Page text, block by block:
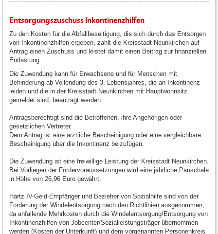
Entsorgungszuschuss Inkontinenzhilfen
Zu den Kosten für die Abfallbeseitigung, die sich durch das Entsorgen
von Inkontinenzhilfen ergeben, zahlt die Kreisstadt Neunkirchen auf
Antrag einen Zuschuss und leistet damit einen Beitrag zur finanziellen
Entlastung.
Die Zuwendung kann für Erwachsene und für Menschen mit
Behinderung ab Vollendung des 3. Lebensjahres, die an Inkontinenz
leiden und die in der Kreisstadt Neunkirchen mit Hauptwohnsitz
gemeldet sind, beantragt werden.
Antragsberechtigt sind die Betroffenen, ihre Angehörigen oder
gesetzlichen Vertreter.
Dem Antrag ist eine ärztliche Bescheinigung oder eine vergleichbare
Bescheinigung über die Inkontinenz beizufügen.
Die Zuwendung ist eine freiwillige Leistung der Kreisstadt Neunkirchen.
Bei Vorliegen der Fördervoraussetzungen wird eine jährliche Pauschale
in Höhe von 26,96 Euro gewährt.
Hartz IV-Geld-Empfänger und Bezieher von Sozialhilfe sind von der
Förderung der Windelentsorgung nach den Richtlinien ausgenommen,
da anfallende Mehrkosten durch die Windelentsorgung/Entsorgung von
Inkontinenzhilfen von Jobcenter/Sozialleistungsträger übernommen
werden (Kosten der Unterkunft) und dem vorgenannten Personenkreis